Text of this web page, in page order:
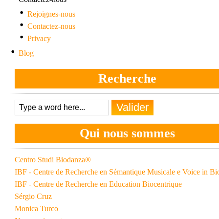
Rejoignes-nous
Contactez-nous
Privacy
Blog
Recherche
Qui nous sommes
Centro Studi Biodanza­®
IBF - Centre de Recherche en Sémantique Musicale e Voice in
IBF - Centre de Recherche en Education Biocentrique
Sérgio Cruz
Monica Turco